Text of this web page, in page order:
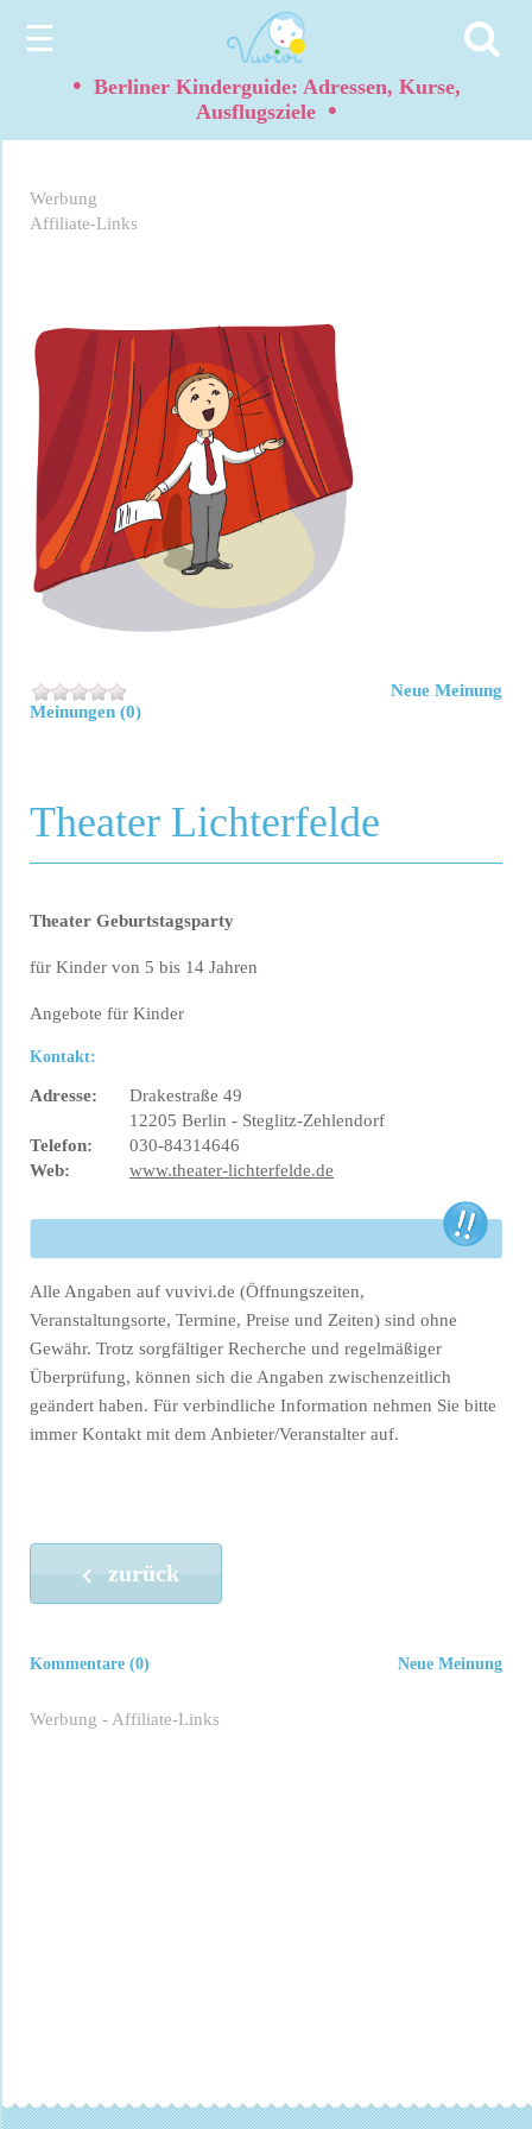
☰
• Berliner Kinderguide: Adressen, Kurse,
Ausflugsziele •
Werbung
Affiliate-Links
Meinungen (0)
Neue Meinung
Theater Lichterfelde
Theater Geburtstagsparty
für Kinder von 5 bis 14 Jahren
Angebote für Kinder
Kontakt:
Adresse:
Drakestraße 49
12205 Berlin - Steglitz-Zehlendorf
Telefon:
030-84314646
Web:
www.theater-lichterfelde.de
Alle Angaben auf vuvivi.de (Öffnungszeiten,
Veranstaltungsorte, Termine, Preise und Zeiten) sind ohne
Gewähr. Trotz sorgfältiger Recherche und regelmäßiger
Überprüfung, können sich die Angaben zwischenzeitlich
geändert haben. Für verbindliche Information nehmen Sie bitte
immer Kontakt mit dem Anbieter/Veranstalter auf.
zurück
Neue Meinung
Kommentare (0)
Werbung - Affiliate-Links